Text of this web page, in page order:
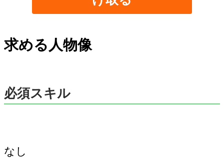
求める人物像
必須スキル
なし